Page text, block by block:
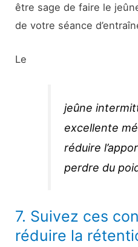
être sage de faire le
de votre séance
Le
jeûne
excellente
réduire
perdre du
7. Suivez ces
réduire la